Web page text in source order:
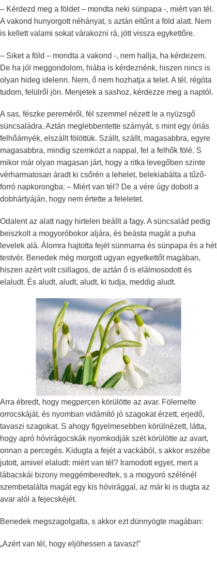
– Kérdezd meg a földet – mondta neki sünpapa -, miért van tél.
A vakond hunyorgott néhányat, s aztán eltűnt a föld alatt. Nem
is kellett valami sokat várakozni rá, jött vissza egykettőre.
– Siket a föld – mondta a vakond -, nem hallja, ha kérdezem.
De ha jól meggondolom, hiába is kérdeznénk, hiszen nincs is
olyan hideg idelenn. Nem, ő nem hozhatja a telet. A tél, régóta
tudom, felülről jön. Menjetek a sashoz, kérdezze meg a naptól.
A sas, fészke pereméről, fél szemmel nézett le a nyüzsgő
süncsaládra. Aztán meglebbentette szárnyát, s mint egy óriás
felhőárnyék, elszállt fölöttük. Szállt, szállt, magasabbra, egyre
magasabbra, mindig szemközt a nappal, fel a felhők fölé. S
mikor már olyan magasan járt, hogy a ritka levegőben szinte
vérharmatosan áradt ki csőrén a lehelet, belekiabálta a tűző-
forró napkorongba: – Miért van tél? De a vére úgy dobolt a
dobhártyáján, hogy nem értette a feleletet.
Odalent az alatt nagy hirtelen beállt a fagy. A süncsalád pedig
beiszkolt a mogyoróbokor aljára, és beásta magát a puha
levelek alá. Álomra hajtotta fejét sünmama és sünpapa és a hét
testvér. Benedek még morgott ugyan egyetkettőt magában,
hiszen azért volt csillagos, de aztán ő is elálmosodott és
elaludt. És aludt, aludt, aludt, ki tudja, meddig aludt.
Arra ébredt, hogy megpercen körülötte az avar. Fölemelte
orrocskáját, és nyomban vidámító jó szagokat érzett, erjedő,
tavaszi szagokat. S ahogy figyelmesebben körülnézett, látta,
hogy apró hóvirágocskák nyomkodják szét körülötte az avart,
onnan a percegés. Kidugta a fejét a vackából, s akkor eszébe
jutott, amivel elaludt: miért van tél? Iramodott egyet, mert a
lábacskái bizony meggémberedtek, s a mogyoró szélénél
szembetalálta magát egy kis hóvirággal, az már ki is dugta az
avar alól a fejecskéjét.
Benedek megszagolgatta, s akkor ezt dünnyögte magában:
„Azért van tél, hogy eljöhessen a tavasz!”